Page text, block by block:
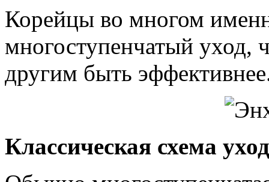
Корейцы во многом
многоступенчатый уход,
другим быть
Классическая схема